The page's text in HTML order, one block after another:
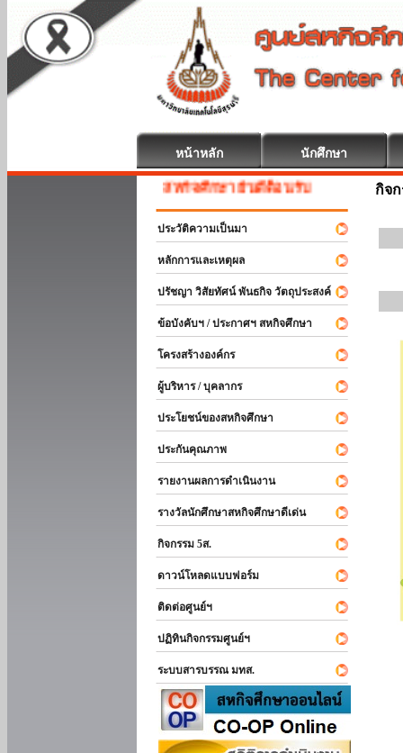
หน้าหลัก นักศึกษา
สหกิจศึกษา ยินดีต้อนรับ
ประวัติความเป็นมา
หลักการและเหตุผล
ปรัชญา วิสัยทัศน์ พันธกิจ วัตถุประสงค์
ข้อบังคับฯ / ประกาศฯ สหกิจศึกษา
โครงสร้างองค์กร
ผู้บริหาร / บุคลากร
ประโยชน์ของสหกิจศึกษา
ประกันคุณภาพ
รายงานผลการดำเนินงาน
รางวัลนักศึกษาสหกิจศึกษาดีเด่น
กิจกรรม 5ส.
ดาวน์โหลดแบบฟอร์ม
ติดต่อศูนย์ฯ
ปฏิทินกิจกรรมศูนย์ฯ
ระบบสารบรรณ มทส.
กิจ